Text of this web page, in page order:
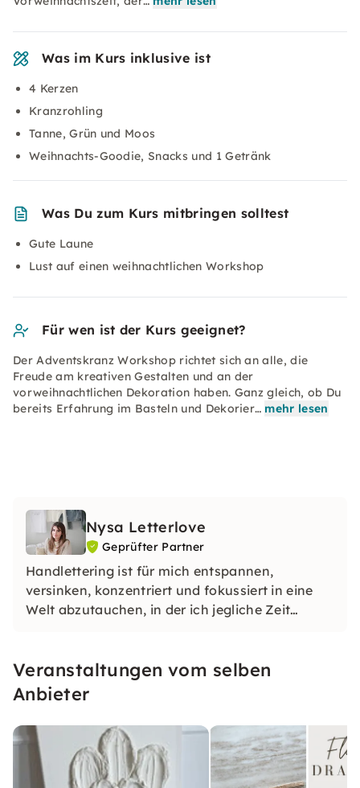
Was im Kurs inklusive ist
4 Kerzen
Kranzrohling
Tanne, Grün und Moos
Weihnachts-Goodie, Snacks und 1 Getränk
Was Du zum Kurs mitbringen solltest
Gute Laune
Lust auf einen weihnachtlichen Workshop
Für wen ist der Kurs geeignet?
Der Adventskranz Workshop richtet sich an alle, die
Freude am kreativen Gestalten und an der
vorweihnachtlichen Dekoration haben. Ganz gleich, ob Du
bereits Erfahrung im Basteln und Dekorier… mehr lesen
Nysa Letterlove
Geprüfter Partner
Handlettering ist für mich entspannen,
versinken, konzentriert und fokussiert in eine
Welt abzutauchen, in der ich jegliche Zeit
Veranstaltungen vom selben
Anbieter